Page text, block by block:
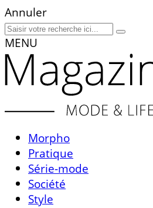
Annuler
MENU
Morpho
Pratique
Série-mode
Société
Style